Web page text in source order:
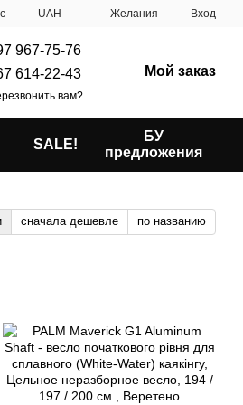
UAH Желания Вход
967-75-76
614-22-43
вам?
Мой заказ
SALE!
БУ
предложения
сначала дешевле по названию